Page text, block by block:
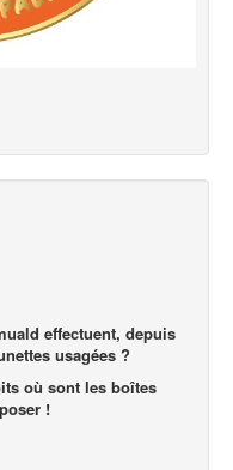
effectuent, depuis
usagées ?
où sont les boîtes
!